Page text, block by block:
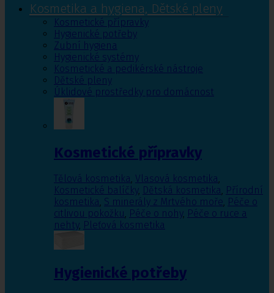
Kosmetika a hygiena, Dětské pleny
Kosmetické přípravky
Hygienické potřeby
Zubní hygiena
Hygienické systémy
Kosmetické a pedikérské nástroje
Dětské pleny
Úklidové prostředky pro domácnost
Kosmetické přípravky
Tělová kosmetika, Vlasová kosmetika,
Kosmetické balíčky, Dětská kosmetika, Přírodní
kosmetika, S minerály z Mrtvého moře, Péče o
citlivou pokožku, Péče o nohy, Péče o ruce a
nehty, Pleťová kosmetika
Hygienické potřeby